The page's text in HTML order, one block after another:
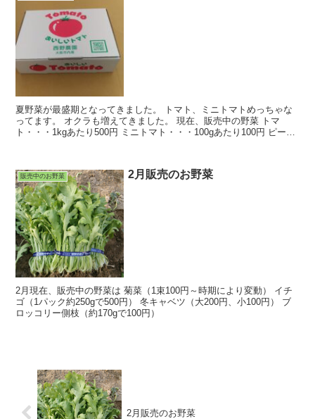
夏野菜が最盛期となってきました。 トマト、ミニトマトめっちゃな
ってます。 オクラも増えてきました。 現在、販売中の野菜 トマ
ト・・・1kgあたり500円 ミニトマト・・・100gあたり100円 ピーマ
販売中のお野菜 2月販売のお野菜
2月現在、販売中の野菜は 菊菜（1束100円～時期により変動） イチ
ゴ（1パック約250gで500円） 冬キャベツ（大200円、小100円） ブ
ロッコリー側枝（約170gで100円）
2月販売のお野菜